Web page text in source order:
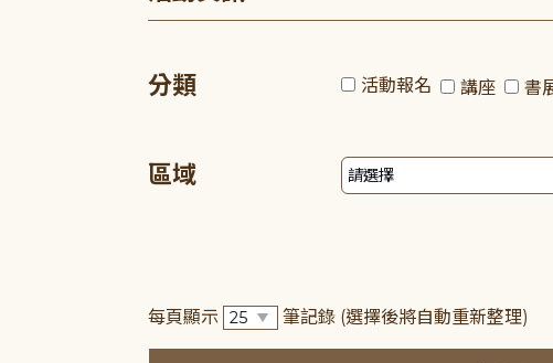
分類 活動報名 講座 書
區域
每頁顯示 筆記錄 (選擇後將自動重新整理)